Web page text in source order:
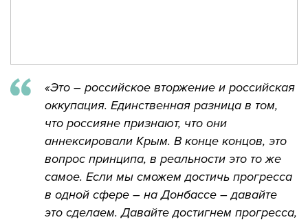
«Это – российское вторжение и российская
оккупация. Единственная разница в том,
что россияне признают, что они
аннексировали Крым. В конце концов, это
вопрос принципа, в реальности это то же
самое. Если мы сможем достичь прогресса
в одной сфере – на Донбассе – давайте
это сделаем. Давайте достигнем прогресса,